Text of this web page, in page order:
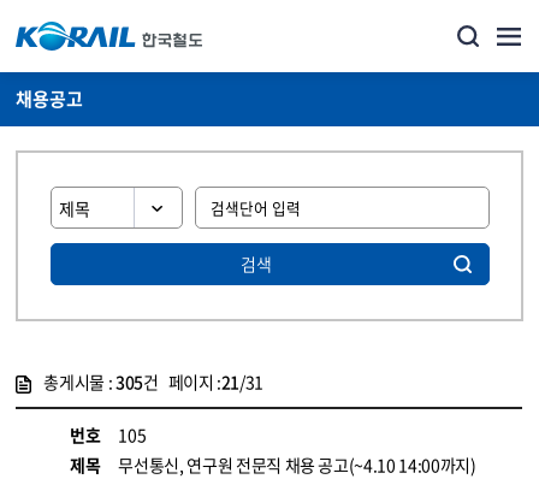
채용공고
검색
총게시물 :305건 페이지 :21/31
번호
105
제목
무선통신, 연구원 전문직 채용 공고(~4.10 14:00까지)